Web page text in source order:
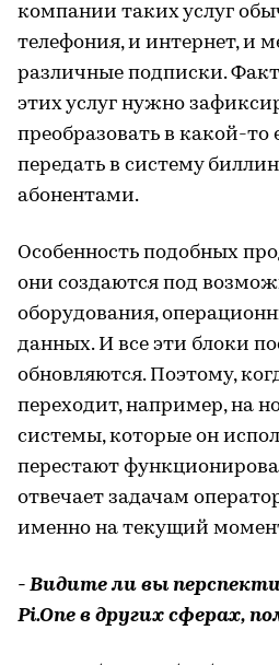
компании таких услуг
телефония, и интернет, и
различные подписки.
этих услуг нужно
преобразовать в какой-
передать в систему
абонентами.
Особенность подобных
они создаются под
оборудования,
данных. И все эти блоки
обновляются. Поэтому,
переходит, например, на
системы, которые он
перестают
отвечает задачам
именно на текущий
- Видите ли вы
Pi.One в других сферах,